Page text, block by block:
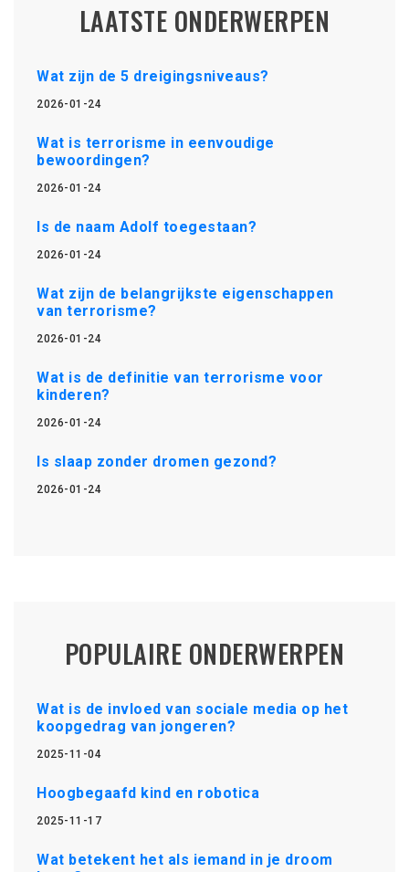
LAATSTE ONDERWERPEN
Wat zijn de 5 dreigingsniveaus?
2026-01-24
Wat is terrorisme in eenvoudige
bewoordingen?
2026-01-24
Is de naam Adolf toegestaan?
2026-01-24
Wat zijn de belangrijkste eigenschappen
van terrorisme?
2026-01-24
Wat is de definitie van terrorisme voor
kinderen?
2026-01-24
Is slaap zonder dromen gezond?
2026-01-24
POPULAIRE ONDERWERPEN
Wat is de invloed van sociale media op het
koopgedrag van jongeren?
2025-11-04
Hoogbegaafd kind en robotica
2025-11-17
Wat betekent het als iemand in je droom